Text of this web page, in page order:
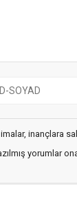
inançlara
yorumlar